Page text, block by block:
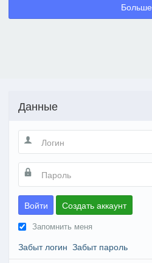
Больше
Данные
Войти Создать аккаунт
Запомнить меня
Забыт логин Забыт пароль